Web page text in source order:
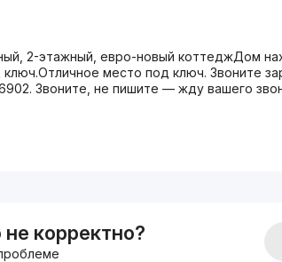
2-этажный, евро-новый коттеджДом
место под ключ. Звоните
Звоните, не пишите — жду вашего
корректно?